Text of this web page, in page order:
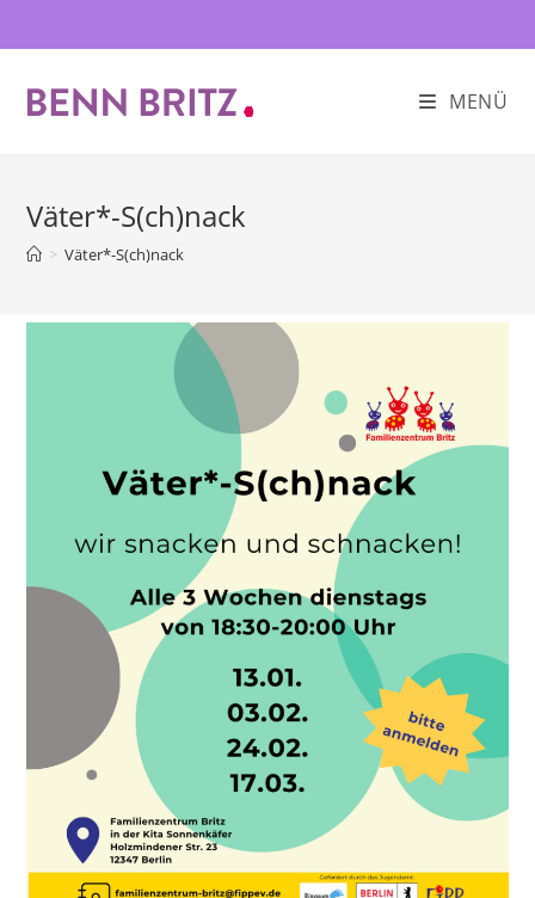
Inhalt
MENÜ
Väter*-S(ch)nack
> Väter*-S(ch)nack